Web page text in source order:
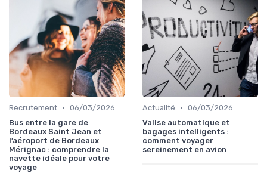
Recrutement • 06/03/2026
Bus entre la gare de
Bordeaux Saint Jean et
l’aéroport de Bordeaux
Mérignac : comprendre la
navette idéale pour votre
voyage
Actualité • 06/03/2026
Valise automatique et
bagages intelligents :
comment voyager
sereinement en avion